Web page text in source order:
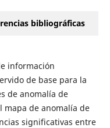
bibliográficas
información
de base para la
de anomalía de
mapa de anomalía de
significativas entre